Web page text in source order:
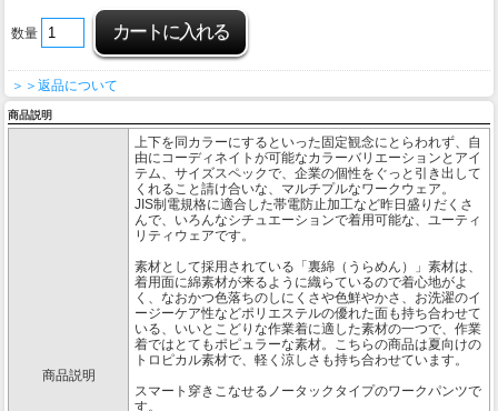
数量
＞＞返品について
商品説明
商品説明
上下を同カラーにするといった固定観念にとらわれず、自
由にコーディネイトが可能なカラーバリエーションとアイ
テム、サイズスペックで、企業の個性をぐっと引き出して
くれること請け合いな、マルチプルなワークウェア。
JIS制電規格に適合した帯電防止加工など昨日盛りだくさ
んで、いろんなシチュエーションで着用可能な、ユーティ
リティウェアです。
素材として採用されている「裏綿（うらめん）」素材は、
着用面に綿素材が来るように織らているので着心地がよ
く、なおかつ色落ちのしにくさや色鮮やかさ、お洗濯のイ
ージーケア性などポリエステルの優れた面も持ち合わせて
いる、いいとこどりな作業着に適した素材の一つで、作業
着ではとてもポピュラーな素材。こちらの商品は夏向けの
トロピカル素材で、軽く涼しさも持ち合わせています。
スマート穿きこなせるノータックタイプのワークパンツで
す。